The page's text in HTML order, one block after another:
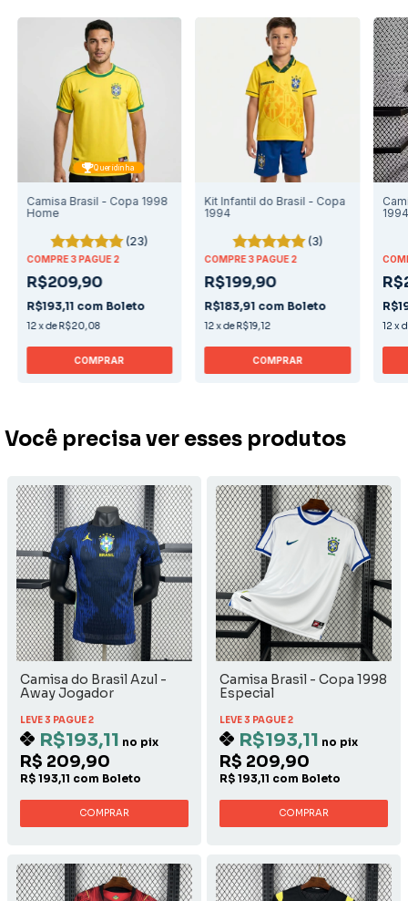
Queridinha
Camisa Brasil - Copa 1998
Home
(23)
COMPRE 3 PAGUE 2
R$209,90
R$193,11 com Boleto
12xdeR$20,08
COMPRAR
Kit Infantil do Brasil - Copa
1994
(3)
COMPRE 3 PAGUE 2
R$199,90
R$183,91 com Boleto
12xdeR$19,12
COMPRAR
12 x
Você precisa ver esses produtos
Camisa do Brasil Azul -
Away Jogador
LEVE 3 PAGUE 2
R$193,11 no pix
R$ 209,90
R$ 193,11 com Boleto
COMPRAR
Camisa Brasil - Copa 1998
Especial
LEVE 3 PAGUE 2
R$193,11 no pix
R$ 209,90
R$ 193,11 com Boleto
COMPRAR